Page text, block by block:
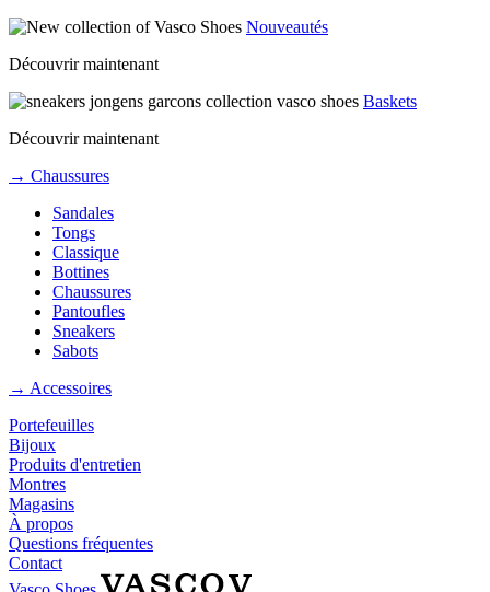
Nouveautés
Découvrir maintenant
Baskets
Découvrir maintenant
→ Chaussures
Sandales
Tongs
Classique
Bottines
Chaussures
Pantoufles
Sneakers
Sabots
→ Accessoires
Portefeuilles
Bijoux
Produits d'entretien
Montres
Magasins
À propos
Questions fréquentes
Contact